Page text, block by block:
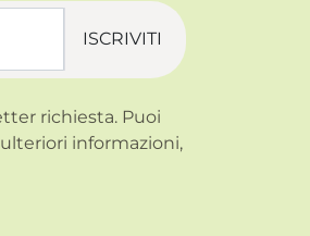
ISCRIVITI
richiesta. Puoi
informazioni,